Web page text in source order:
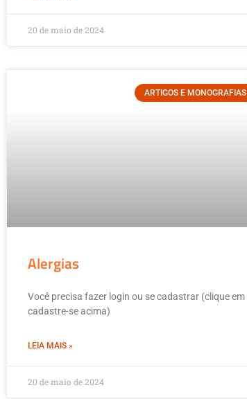
20 de maio de 2024
ARTIGOS E MONOGRAFIAS
Alergias
Você precisa fazer login ou se cadastrar (clique em
cadastre-se acima)
LEIA MAIS »
20 de maio de 2024